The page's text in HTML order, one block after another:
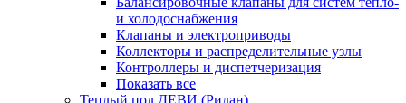
и холодоснабжения
Клапаны и электроприводы
Коллекторы и распределительные узлы
Контроллеры и диспетчеризация
Показать все
Теплый пол ДЕВИ (Ридан)